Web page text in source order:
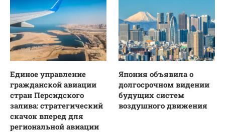
Единое управление
гражданской авиации
стран Персидского
залива: стратегический
скачок вперед для
региональной авиации
Япония объявила о
долгосрочном видении
будущих систем
воздушного движения